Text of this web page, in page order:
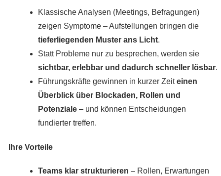
Klassische Analysen (Meetings, Befragungen)
zeigen Symptome – Aufstellungen bringen die
tieferliegenden Muster ans Licht.
Statt Probleme nur zu besprechen, werden sie
sichtbar, erlebbar und dadurch schneller lösbar.
Führungskräfte gewinnen in kurzer Zeiteinen
Überblick über Blockaden, Rollen und
Potenziale – und können Entscheidungen
fundierter treffen.
Ihre Vorteile
Teams klar strukturieren – Rollen, Erwartungen